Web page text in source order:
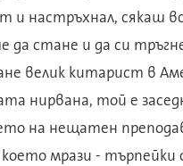
и настръхнал, сякаш
да стане и да си
велик китарист в
нирвана, той е
на нещатен
мрази - търпейки